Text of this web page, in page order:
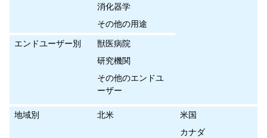
消化器学
その他の用途
エンドユーザー別
獣医病院
研究機関
その他のエンドユ
ーザー
地域別 北米
米国
カナダ